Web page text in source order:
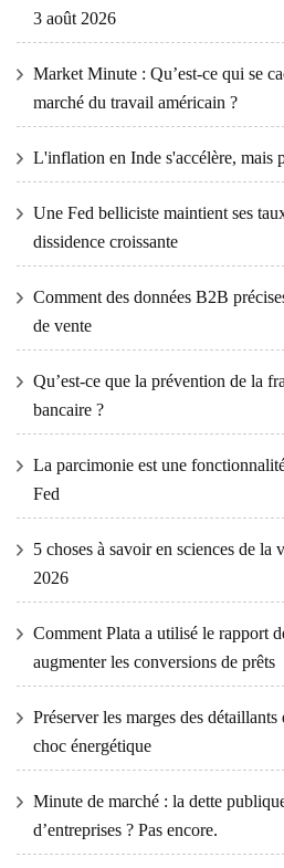
3 août 2026
Market Minute : Qu’est-ce qui se
marché du travail américain ?
L'inflation en Inde s'accélère, mais
Une Fed belliciste maintient ses
dissidence croissante
Comment des données B2B
de vente
Qu’est-ce que la prévention de la
bancaire ?
La parcimonie est une
Fed
5 choses à savoir en sciences de
2026
Comment Plata a utilisé le rapport
augmenter les conversions de prêts
Préserver les marges des détaillants
choc énergétique
Minute de marché : la dette
d’entreprises ? Pas encore.